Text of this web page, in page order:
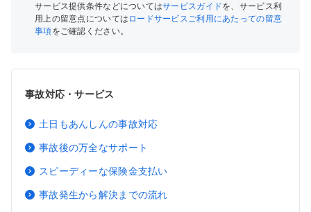
サービス提供条件などについてはサービスガイドを、サービス利
用上の留意点については ロードサービスご利用にあたっての留意
事項をご確認ください。
事故対応・サービス
土日もあんしんの事故対応
事故後の万全なサポート
スピーディーな保険金支払い
事故発生から解決までの流れ